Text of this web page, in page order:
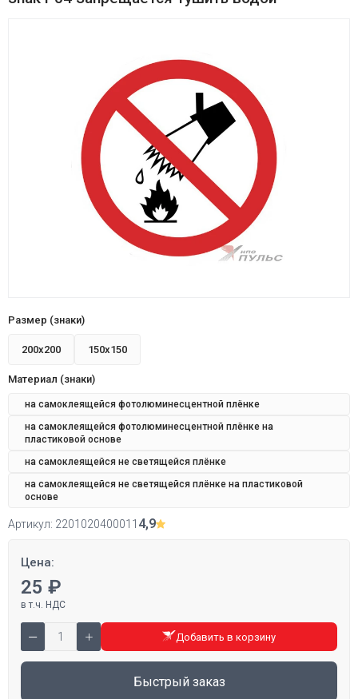
Размер (знаки)
200х200 150х150
Материал (знаки)
на самоклеящейся фотолюминесцентной плёнке
на самоклеящейся фотолюминесцентной плёнке на
пластиковой основе
на самоклеящейся не светящейся плёнке
на самоклеящейся не светящейся плёнке на пластиковой
основе
Артикул: 2201020400011 4,9
Цена:
25 ₽
в т.ч. НДС
Добавить в корзину
Быстрый заказ